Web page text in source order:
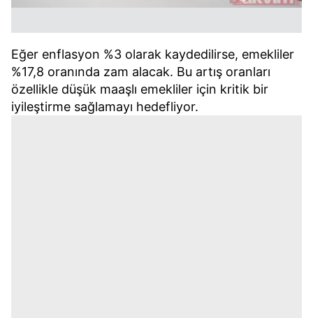
Eğer enflasyon %3 olarak kaydedilirse, emekliler
%17,8 oranında zam alacak. Bu artış oranları
özellikle düşük maaşlı emekliler için kritik bir
iyileştirme sağlamayı hedefliyor.